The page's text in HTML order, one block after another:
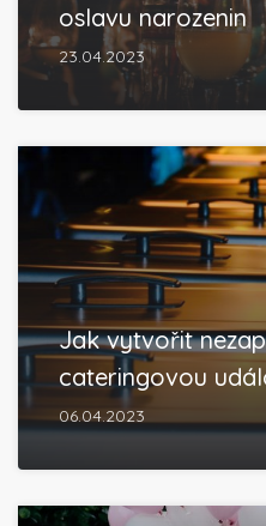
oslavu narozenin
23.04.2023
Jak vytvořit
cateringovou
06.04.2023